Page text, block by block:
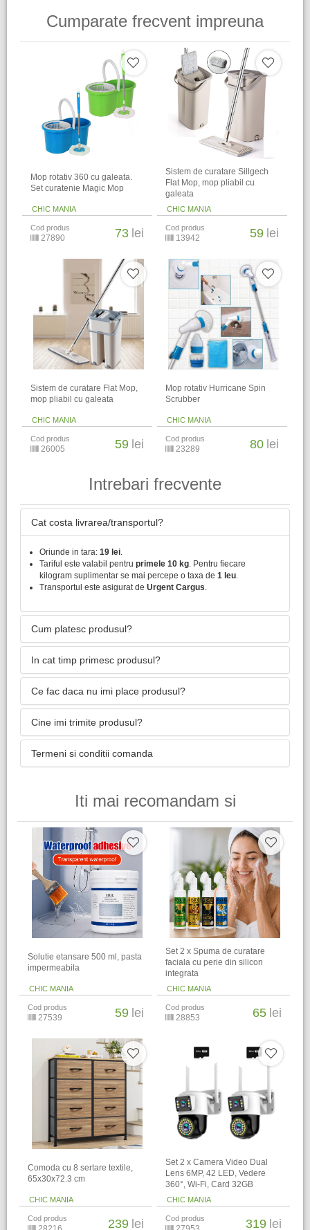
Cumparate frecvent impreuna
Mop rotativ 360 cu galeata.
Set curatenie Magic Mop
CHIC MANIA
Cod produs
27890 73 lei
Sistem de curatare Sillgech
Flat Mop, mop pliabil cu
galeata
CHIC MANIA
Cod produs
13942 59 lei
Sistem de curatare Flat Mop,
mop pliabil cu galeata
CHIC MANIA
Cod produs
26005 59 lei
Mop rotativ Hurricane Spin
Scrubber
CHIC MANIA
Cod produs
23289 80 lei
Intrebari frecvente
Cat costa livrarea/transportul?
Oriunde in tara: 19 lei
Tariful este valabil pentru primele 10 kg . Pentru fiecare
kilogram suplimentar se mai percepe o taxa de 1 leu
Transportul este asigurat de Urgent Cargus
Cum platesc produsul?
In cat timp primesc produsul?
Ce fac daca nu imi place produsul?
Cine imi trimite produsul?
Termeni si conditii comanda
Iti mai recomandam si
Solutie etansare 500 ml, pasta
impermeabila
CHIC MANIA
Cod produs
27539 59 lei
Set 2 x Spuma de curatare
faciala cu perie din silicon
integrata
CHIC MANIA
Cod produs
28853 65 lei
Comoda cu 8 sertare textile,
65x30x72.3 cm
CHIC MANIA
Cod produs 239 lei
Set 2 x Camera Video Dual
Lens 6MP, 42 LED, Vedere
360°, Wi-Fi, Card 32GB
CHIC MANIA
Cod produs 319 lei